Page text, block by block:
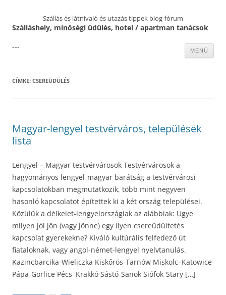
Szállás és látnivaló és utazás tippek blog-fórum
Szálláshely, minőségi üdülés, hotel / apartman tanácsok
MENÜ
---
CÍMKE: CSEREÜDÜLÉS
Magyar-lengyel testvérváros, települések
lista
Lengyel – Magyar testvérvárosok Testvérvárosok a
hagyományos lengyel-magyar barátság a testvérvárosi
kapcsolatokban megmutatkozik, több mint negyven
hasonló kapcsolatot építettek ki a két ország települései.
Közülük a délkelet-lengyelországiak az alábbiak: Ugye
milyen jól jön (vagy jönne) egy ilyen csereüdültetés
kapcsolat gyerekekne? Kiváló kultúrális felfedező út
fiataloknak, vagy angol-német-lengyel nyelvtanulás.
Kazincbarcika-Wieliczka Kiskőrös-Tarnów Miskolc–Katowice
Pápa-Gorlice Pécs–Krakkó Sástó-Sanok Siófok-Stary […]